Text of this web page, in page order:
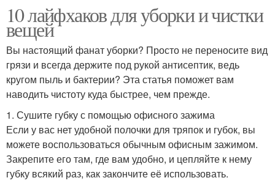
10 лайфхаков для уборки и чистки
вещей
Вы настоящий фанат уборки? Просто не переносите вид
грязи и всегда держите под рукой антисептик, ведь
кругом пыль и бактерии? Эта статья поможет вам
наводить чистоту куда быстрее, чем прежде.
1. Сушите губку с помощью офисного зажима
Если у вас нет удобной полочки для тряпок и губок, вы
можете воспользоваться обычным офисным зажимом.
Закрепите его там, где вам удобно, и цепляйте к нему
губку всякий раз, как закончите её использовать.